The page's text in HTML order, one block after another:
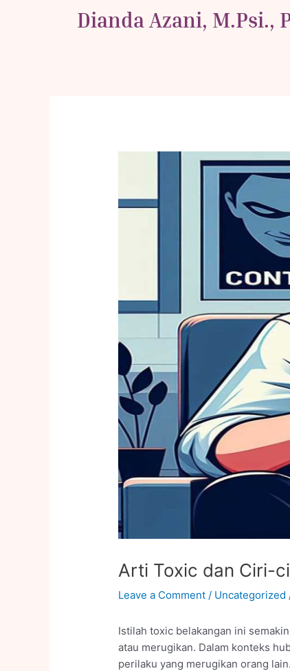
Dianda Azani, M.Psi.,
Arti Toxic dan Ciri-
Leave a Comment / Uncategorized
Istilah toxic belakangan ini
atau merugikan. Dalam konteks
perilaku yang merugikan orang lain.